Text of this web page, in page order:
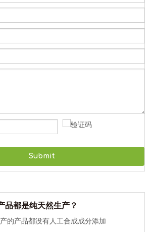
Submit
品都是纯天然生产？
的产品都没有人工合成成分添加